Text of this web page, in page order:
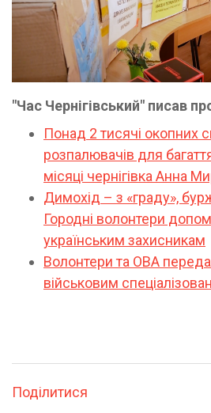
"Час Чернігівський" писав
Понад 2 тисячі окопних
розпалювачів для
місяці чернігівка Анна
Димохід – з «граду»,
Городні волонтери
українським захисникам
Волонтери та ОВА
військовим
Поділитися